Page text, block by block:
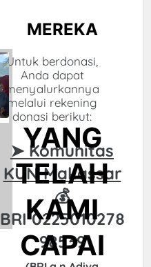
MEREKA
Untuk berdonasi,
Anda dapat
menyalurkannya
melalui rekening
donasi berikut:
➤ Komunitas
KUN Makassar
💰
BRI 0225010278
98539
YANG
TELAH
KAMI
CAPAI